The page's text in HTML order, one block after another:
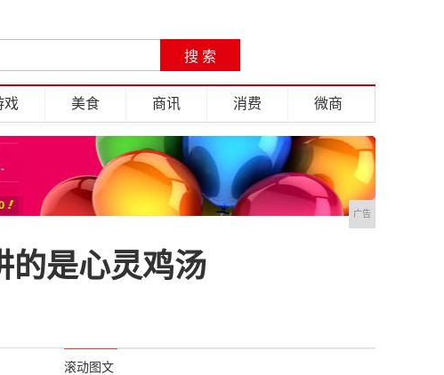
戏 美食 商讯 消费 微商
广告
的是心灵鸡汤
滚动图文